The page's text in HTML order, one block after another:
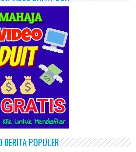
BERITA POPULER